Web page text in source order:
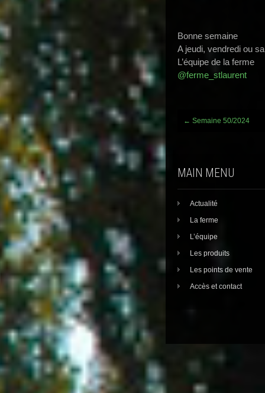
Bonne semaine
A jeudi, vendredi ou
L’équipe de la ferme
@ferme_stlaurent
Post
← Semaine 50/2024
MAIN MENU
Actualité
La ferme
L’équipe
Les produits
Les points de vente
Accès et contact